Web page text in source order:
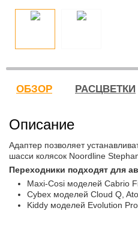
ОБЗОР РАСЦВЕТКИ
Описание
Адаптер позволяет
шасси колясок Noordline
Переходники подходят для
Maxi-Cosi моделей Cabrio
Cybex моделей Cloud Q,
Kiddy моделей Evolution